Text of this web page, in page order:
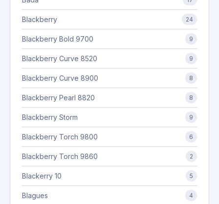
Blackberry 24
Blackberry Bold 9700 9
Blackberry Curve 8520 9
Blackberry Curve 8900 8
Blackberry Pearl 8820 8
Blackberry Storm 9
Blackberry Torch 9800 6
Blackberry Torch 9860 2
Blackerry 10 5
Blagues 4